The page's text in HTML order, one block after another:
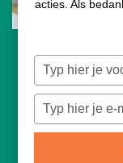
Plasmalift is
overtollige
acties. Als
Typ
naam
in
Typ
e-
mailadres